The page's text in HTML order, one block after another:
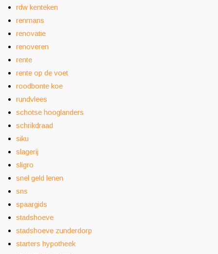
rdw kenteken
renmans
renovatie
renoveren
rente
rente op de voet
roodbonte koe
rundvlees
schotse hooglanders
schrikdraad
siku
slagerij
sligro
snel geld lenen
sns
spaargids
stadshoeve
stadshoeve zunderdorp
starters hypotheek